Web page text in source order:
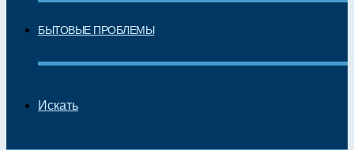
БЫТОВЫЕ ПРОБЛЕМЫ
Искать